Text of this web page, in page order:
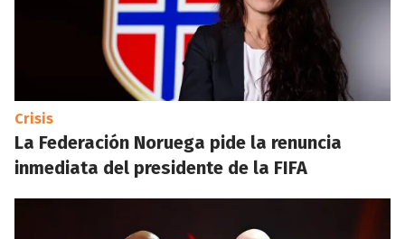
Crisis
La Federación Noruega pide la renuncia
inmediata del presidente de la FIFA